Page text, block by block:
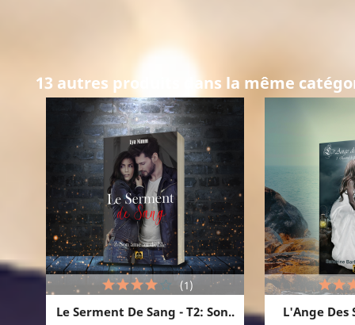
13 autres produits dans la même
Le Serment De Sang - T2: Son..
(1)
L'Ange Des